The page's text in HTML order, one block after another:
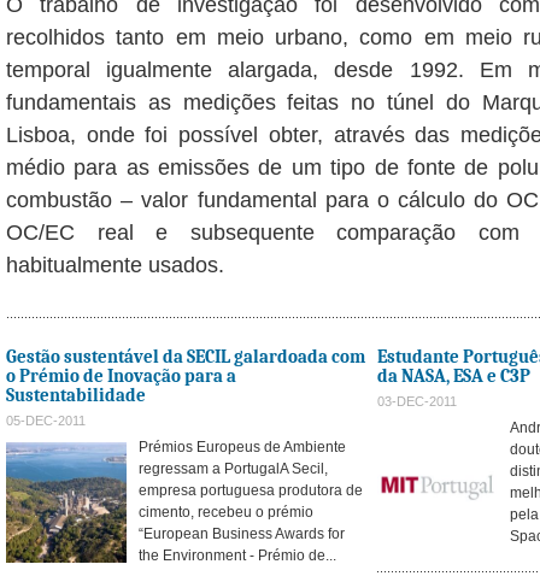
recolhidos tanto em meio urbano, como em meio
temporal igualmente alargada, desde 1992. Em
fundamentais as medições feitas no túnel do
Lisboa, onde foi possível obter, através das
médio para as emissões de um tipo de fonte de
combustão – valor fundamental para o cálculo do
OC/EC real e subsequente comparação
habitualmente usados.
Gestão sustentável da SECIL galardoada com
o Prémio de Inovação para a
Sustentabilidade
05-DEC-2011
Prémios Europeus de Ambiente
regressam a PortugalA Secil,
empresa portuguesa produtora de
cimento, recebeu o prémio
“European Business Awards for
the Environment - Prémio de...
Estudante
da NASA, ESA e C3P
03-DEC-2011